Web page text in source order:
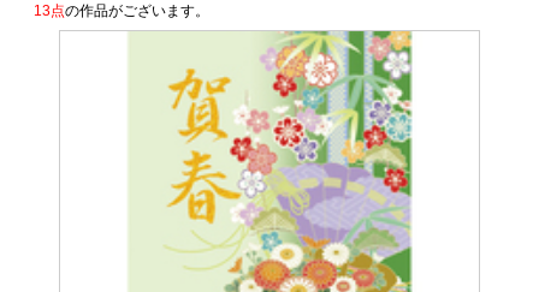
13点の作品がございます。